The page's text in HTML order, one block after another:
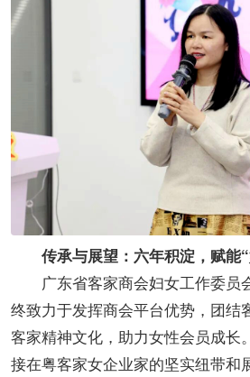
传承与展望：六年积淀，赋能
广东省客家商会妇女工作委员
终致力于发挥商会平台优势，团结
客家精神文化，助力女性会员成长
接在粤客家女企业家的坚实纽带和